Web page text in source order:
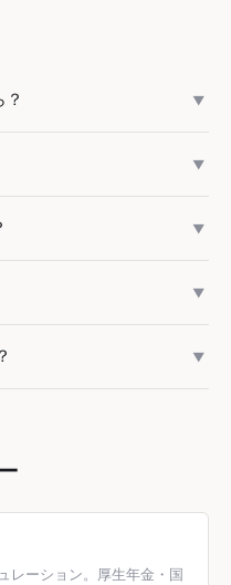
▼
金を含んだ金額です。受
よって大きく異なりま
▼
減額されます。逆に繰
、1月あたり0.7%増額さ
▼
収入が211万円を超える
スでの損益分岐点は単純
▼
員・公務員が加入する2階
せされます。厚生年金に
▼
高収入になるほど年金の
レーション。厚生年金・国